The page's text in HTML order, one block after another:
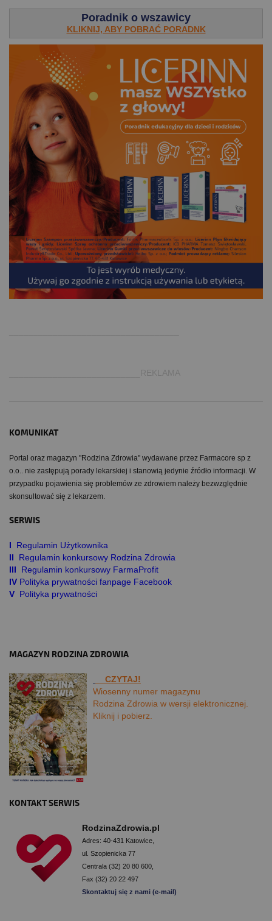
Poradnik o wszawicy
KLIKNIJ, ABY POBRAĆ PORADNK
___________________________REKLAMA
KOMUNIKAT
Portal oraz magazyn "Rodzina Zdrowia" wydawane przez Farmacore sp z
o.o.. nie zastępują porady lekarskiej i stanowią jedynie źródło informacji. W
przypadku pojawienia się problemów ze zdrowiem należy bezwzględnie
skonsultować się z lekarzem.
SERWIS
I Regulamin Użytkownika
II
Regulamin konkursowy Rodzina Zdrowia
III
Regulamin konkursowy FarmaProfit
IV Polityka prywatności fanpage Facebook
V Polityka prywatności
MAGAZYN RODZINA ZDROWIA
CZYTAJ!
Wiosenny numer magazynu
Rodzina Zdrowia w wersji elektronicznej.
Kliknij i pobierz.
KONTAKT SERWIS
RodzinaZdrowia.pl
Adres: 40-431 Katowice,
ul. Szopienicka 77
Centrala (32) 20 80 600,
Fax (32) 20 22 497
Skontaktuj się z nami (e-mail)